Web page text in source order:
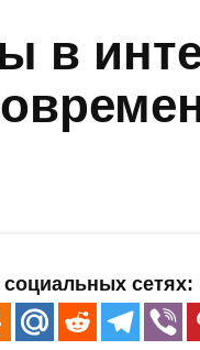
в
сетях: